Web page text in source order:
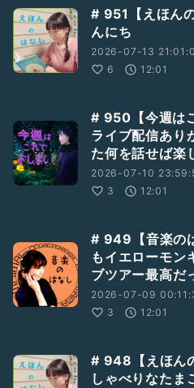
# 951【えほん
んにち
2026-07-13
6
12:01
# 950【今週は
ライブ配信あり
た何を話せば楽
2026-07-10
3
12:01
# 949【音楽の
もイエローモン
ブツアー最高だ
2026-07-09
3
12:01
# 948【えほん
しゃべりなたま